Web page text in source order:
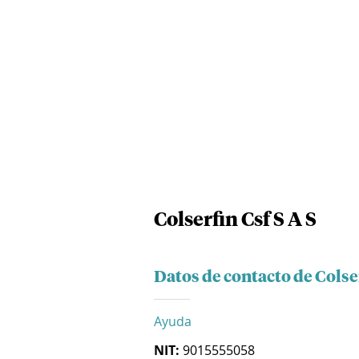
Colserfin Csf S A S
Datos de contacto de
Ayuda
NIT: 9015555058